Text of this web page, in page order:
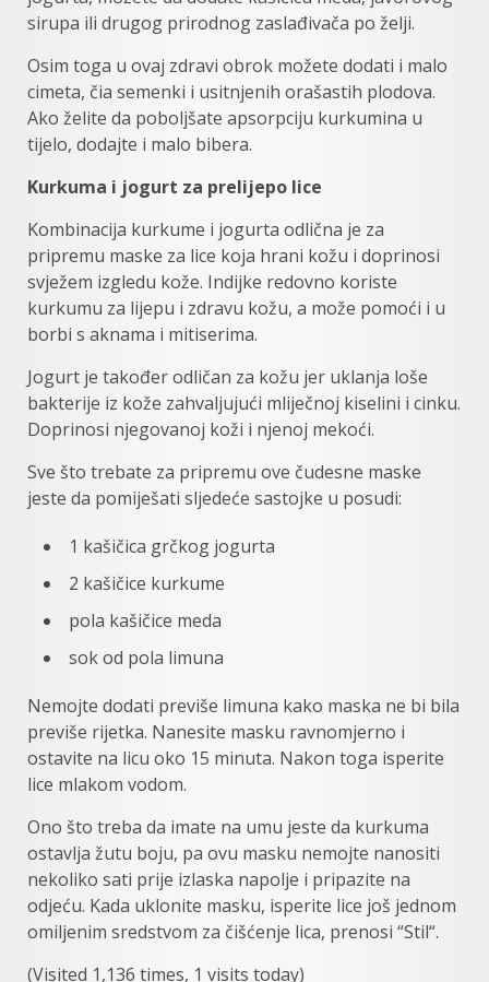
sirupa ili drugog prirodnog zaslađivača po želji.
Osim toga u ovaj zdravi obrok možete dodati i malo
cimeta, čia semenki i usitnjenih orašastih plodova.
Ako želite da poboljšate apsorpciju kurkumina u
tijelo, dodajte i malo bibera.
Kurkuma i jogurt za prelijepo lice
Kombinacija kurkume i jogurta odlična je za
pripremu maske za lice koja hrani kožu i doprinosi
svježem izgledu kože. Indijke redovno koriste
kurkumu za lijepu i zdravu kožu, a može pomoći i u
borbi s aknama i mitiserima.
Jogurt je također odličan za kožu jer uklanja loše
bakterije iz kože zahvaljujući mliječnoj kiselini i cinku.
Doprinosi njegovanoj koži i njenoj mekoći.
Sve što trebate za pripremu ove čudesne maske
jeste da pomiješati sljedeće sastojke u posudi:
1 kašičica grčkog jogurta
2 kašičice kurkume
pola kašičice meda
sok od pola limuna
Nemojte dodati previše limuna kako maska ne bi bila
previše rijetka. Nanesite masku ravnomjerno i
ostavite na licu oko 15 minuta. Nakon toga isperite
lice mlakom vodom.
Ono što treba da imate na umu jeste da kurkuma
ostavlja žutu boju, pa ovu masku nemojte nanositi
nekoliko sati prije izlaska napolje i pripazite na
odjeću. Kada uklonite masku, isperite lice još jednom
omiljenim sredstvom za čišćenje lica, prenosi “Stil“.
(Visited 1,136 times, 1 visits today)